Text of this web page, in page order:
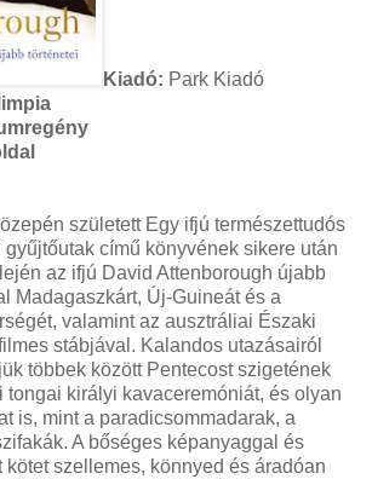
Kiadó: Park Kiadó
született Egy ifjú természettudós
című könyvének sikere után
az ifjú David Attenborough újabb
Madagaszkárt, Új-Guineát és a
valamint az ausztráliai Északi
stábjával. Kalandos utazásairól
többek között Pentecost szigetének
tongai királyi kavaceremóniát, és olyan
is, mint a paradicsommadarak, a
A bőséges képanyaggal és
kötet szellemes, könnyed és áradóan